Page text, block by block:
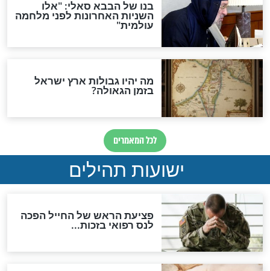
לכל המאמרים
להמתקת הדינים וביטול
גזרות
סגולת ע"ב שמות הקודש